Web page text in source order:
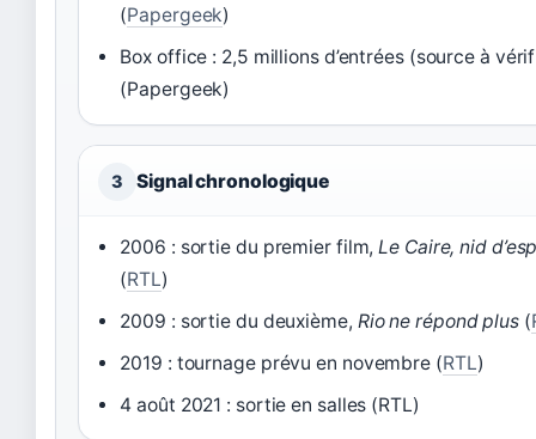
(Papergeek)
Box office : 2,5 millions d’entrées (source à
(Papergeek)
3 Signal chronologique
2006 : sortie du premier film,Le Caire, nid
(RTL)
2009 : sortie du deuxième, Rio ne répond plus(
2019 : tournage prévu en novembre (RTL)
4 août 2021 : sortie en salles (RTL)